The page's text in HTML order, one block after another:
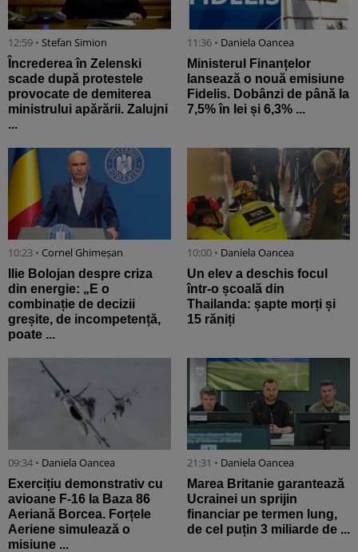
12:59 • Stefan Simion
Încrederea în Zelenski
scade după protestele
provocate de demiterea
ministrului apărării. Zalujni
...
11:36 • Daniela Oancea
Ministerul Finanțelor
lansează o nouă emisiune
Fidelis. Dobânzi de până la
7,5% în lei și 6,3% ...
10:23 • Cornel Ghimeșan
Ilie Bolojan despre criza
din energie: „E o
combinație de decizii
greșite, de incompetență,
poate ...
10:00 • Daniela Oancea
Un elev a deschis focul
într-o școală din
Thailanda: șapte morți și
15 răniți
09:34 • Daniela Oancea
Exercițiu demonstrativ cu
avioane F-16 la Baza 86
Aeriană Borcea. Forțele
Aeriene simulează o
misiune ...
21:31 • Daniela Oancea
Marea Britanie garantează
Ucrainei un sprijin
financiar pe termen lung,
de cel puțin 3 miliarde de ...